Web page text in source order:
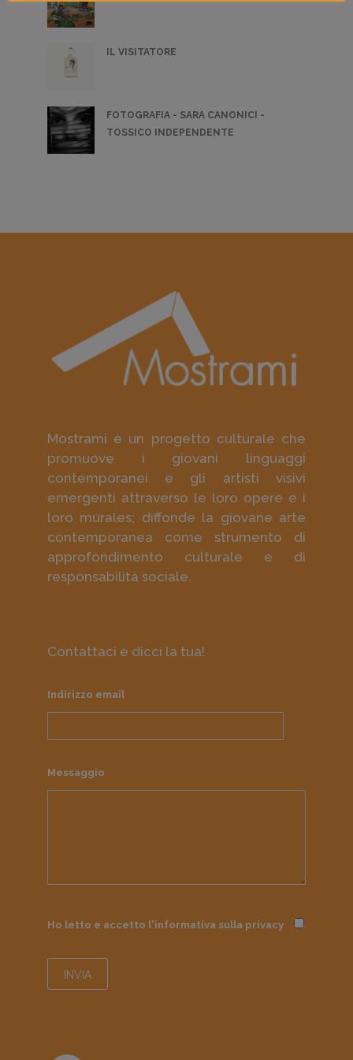
IL VISITATORE
FOTOGRAFIA - SARA CANONICI -
TOSSICO INDEPENDENTE
Mostrami è un progetto culturale che
promuove i giovani linguaggi
contemporanei e gli artisti visivi
emergenti attraverso le loro opere e i
loro murales; diffonde la giovane arte
contemporanea come strumento di
approfondimento culturale e di
responsabilità sociale.
Contattaci e dicci la tua!
Indirizzo email
Messaggio
Ho letto e accetto l'informativa sulla privacy